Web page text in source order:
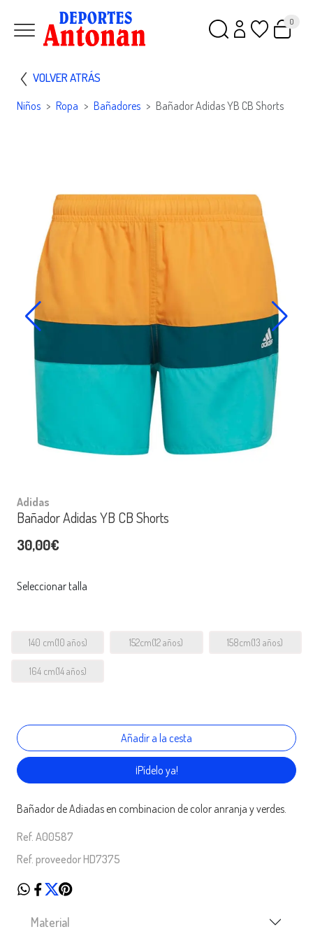
0
VOLVER ATRÁS
Niños Ropa Bañadores Bañador Adidas YB CB Shorts
Adidas
Bañador Adidas YB CB Shorts
30,00€
Seleccionar talla
140 cm(10 años) 152cm(12 años) 158cm(13 años)
164 cm(14 años)
¡Pídelo ya!
Bañador de Adiadas en combinacion de color anranja y verdes.
Ref. A00587
Ref. proveedor HD7375
Material